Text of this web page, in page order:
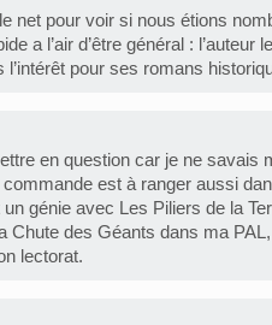
net pour voir si nous étions
a l’air d’être général : l’auteur
pour ses romans
en question car je ne savais
commande est à ranger aussi
génie avec Les Piliers de la
Chute des Géants dans ma
lectorat.